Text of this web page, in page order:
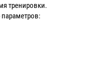
тренировки.